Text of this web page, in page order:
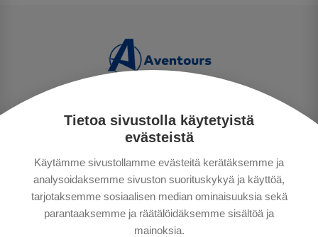
Tietoa sivustolla käytetyistä
evästeistä
Käytämme sivustollamme evästeitä kerätäksemme ja
analysoidaksemme sivuston suorituskykyä ja käyttöä,
tarjotaksemme sosiaalisen median ominaisuuksia sekä
parantaaksemme ja räätälöidäksemme sisältöä ja
mainoksia.
PRIVACY POLICY
MAKSUTAVAT
GENERAL CONDITIONS
GOOD TO KNOW
CONTACTS